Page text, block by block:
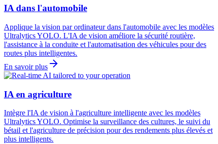
IA dans l'automobile
Applique la vision par ordinateur dans l'automobile avec les modèles
Ultralytics YOLO. L'IA de vision améliore la sécurité routière,
l'assistance à la conduite et l'automatisation des véhicules pour des
routes plus intelligentes.
En savoir plus
IA en agriculture
Intègre l'IA de vision à l'agriculture intelligente avec les modèles
Ultralytics YOLO. Optimise la surveillance des cultures, le suivi du
bétail et l'agriculture de précision pour des rendements plus élevés et
plus intelligents.